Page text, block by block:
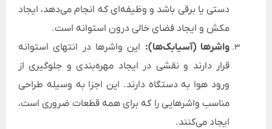
دستی یا برقی باشد و وظیفه‌ای که انجام می‌دهد، ایجاد
مکش و ایجاد فضای خالی درون استوانه است.
واشرها (آسیابک‌ها): این واشرها در انتهای استوانه
قرار دارند و نقشی در ایجاد مهره‌بندی و جلوگیری از
ورود هوا به دستگاه دارند. این اجزا به وسیله طراحی
مناسب واشرهایی را که برای همه قطعات ضروری است،
ایجاد می‌کنند.